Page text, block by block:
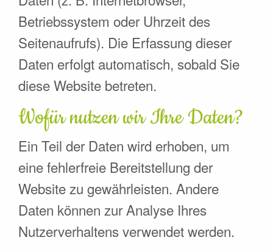
Betriebssystem oder Uhrzeit des
Seitenaufrufs). Die Erfassung dieser
Daten erfolgt automatisch, sobald Sie
diese Website betreten.
Wofür nutzen wir Ihre Daten?
Ein Teil der Daten wird erhoben, um
eine fehlerfreie Bereitstellung der
Website zu gewährleisten. Andere
Daten können zur Analyse Ihres
Nutzerverhaltens verwendet werden.